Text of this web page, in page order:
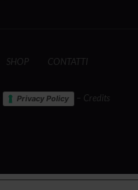
SHOP CONTATTI
Privacy Policy – Credits